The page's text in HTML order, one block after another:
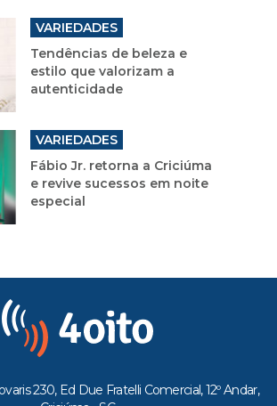
VARIEDADES
Tendências de beleza e
estilo que valorizam a
autenticidade
VARIEDADES
Fábio Jr. retorna a Criciúma
e revive sucessos em noite
especial
230, Ed Due Fratelli Comercial, 12º Andar,